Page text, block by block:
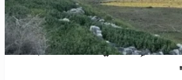
الإسرائيلي يعلن تنظيم